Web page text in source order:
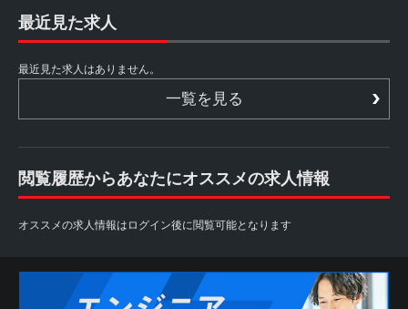
最近見た求人
最近見た求人はありません。
一覧を見る
閲覧履歴からあなたにオススメの求人情報
オススメの求人情報はログイン後に閲覧可能となります